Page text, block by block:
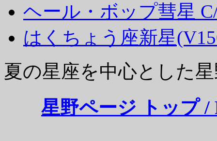
ヘール・ボップ彗星
はくちょう座新星
夏の星座を中心とした
星野ページ トップ